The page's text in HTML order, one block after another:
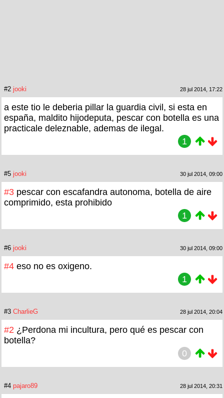
#2 jooki 28 jul 2014, 17:22
a este tio le deberia pillar la guardia civil, si esta en
españa, maldito hijodeputa, pescar con botella es una
practicale deleznable, ademas de ilegal.
1
#5 jooki 30 jul 2014, 09:00
#3 pescar con escafandra autonoma, botella de aire
comprimido, esta prohibido
1
#6 jooki 30 jul 2014, 09:00
#4 eso no es oxigeno.
1
#3 CharlieG 28 jul 2014, 20:04
#2 ¿Perdona mi incultura, pero qué es pescar con
botella?
0
#4 pajaro89 28 jul 2014, 20:31